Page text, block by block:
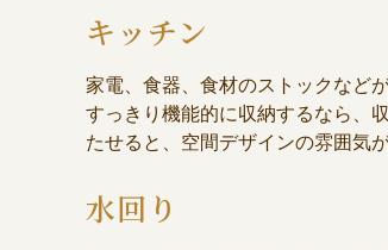
キッチン
家電、食器、食材のストックなど
すっきり機能的に収納するなら、
たせると、空間デザインの雰囲気
水回り